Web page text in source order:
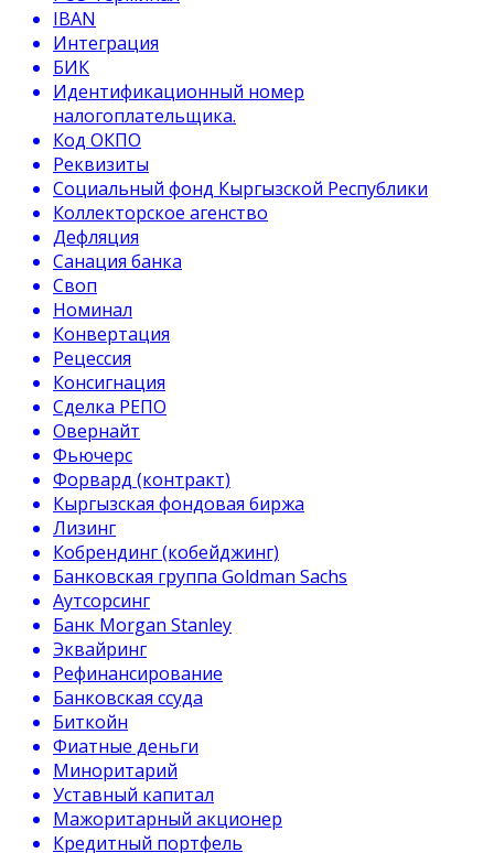
IBAN
Интеграция
БИК
Идентификационный номер
налогоплательщика.
Код ОКПО
Реквизиты
Социальный фонд Кыргызской Республики
Коллекторское агенство
Дефляция
Санация банка
Своп
Номинал
Конвертация
Рецессия
Консигнация
Сделка РЕПО
Овернайт
Фьючерс
Форвард (контракт)
Кыргызская фондовая биржа
Лизинг
Кобрендинг (кобейджинг)
Банковская группа Goldman Sachs
Аутсорсинг
Банк Morgan Stanley
Эквайринг
Рефинансирование
Банковская ссуда
Биткойн
Фиатные деньги
Миноритарий
Уставный капитал
Мажоритарный акционер
Кредитный портфель